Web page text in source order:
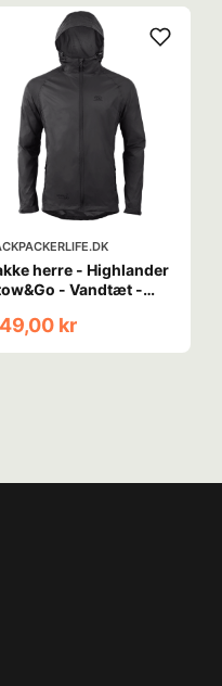
herre - Highlander
- Vandtæt -
kr